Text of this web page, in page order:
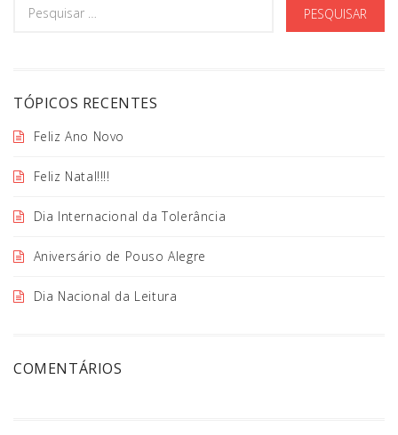
TÓPICOS RECENTES
Feliz Ano Novo
Feliz Natal!!!!
Dia Internacional da Tolerância
Aniversário de Pouso Alegre
Dia Nacional da Leitura
COMENTÁRIOS